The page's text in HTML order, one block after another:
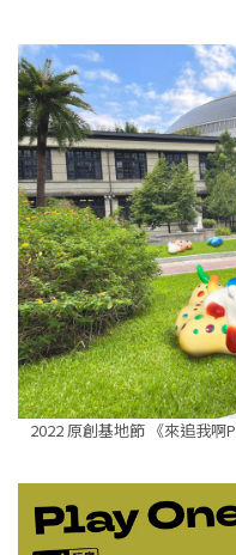
2022 原創基地節 《來追我